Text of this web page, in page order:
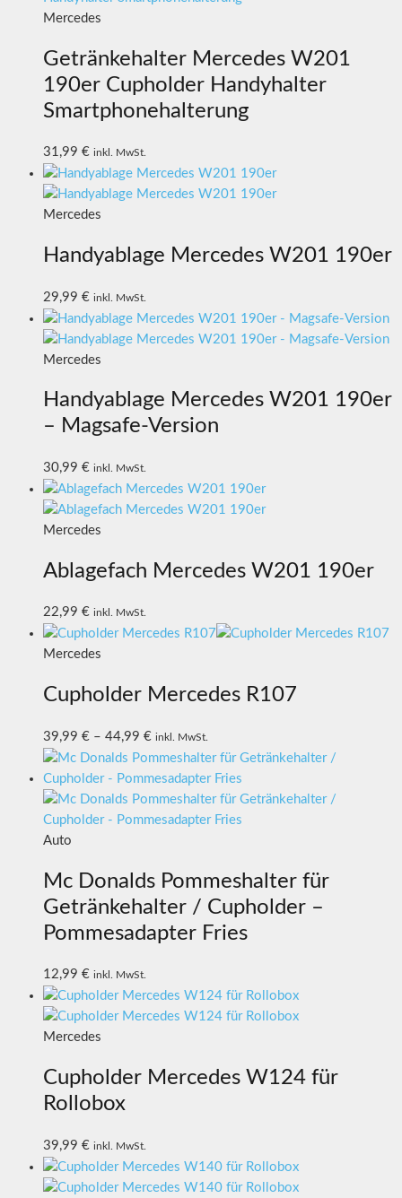
Mercedes
Getränkehalter Mercedes W201
190er Cupholder Handyhalter
Smartphonehalterung
31,99 € inkl. MwSt.
Mercedes
Handyablage Mercedes W201 190er
29,99 € inkl. MwSt.
Mercedes
Handyablage Mercedes W201 190er
– Magsafe-Version
30,99 € inkl. MwSt.
Mercedes
Ablagefach Mercedes W201 190er
22,99 € inkl. MwSt.
Mercedes
Cupholder Mercedes R107
39,99 € – 44,99 € inkl. MwSt.
Auto
Mc Donalds Pommeshalter für
Getränkehalter / Cupholder –
Pommesadapter Fries
12,99 € inkl. MwSt.
Mercedes
Cupholder Mercedes W124 für
Rollobox
39,99 € inkl. MwSt.